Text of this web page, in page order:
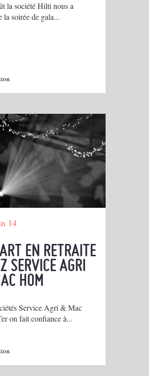
la société Hilti nous a
la soirée de gala...
14
EN RETRAITE
SERVICE AGRI
HOM
Service Agri & Mac
on fait confiance à...